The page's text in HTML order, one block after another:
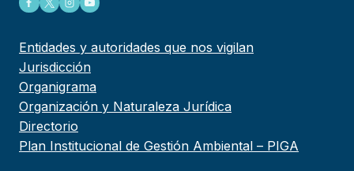
Entidades y autoridades que nos vigilan
Jurisdicción
Organigrama
Organización y Naturaleza Jurídica
Directorio
Plan Institucional de Gestión Ambiental – PIGA